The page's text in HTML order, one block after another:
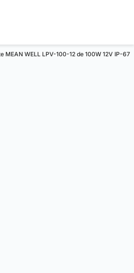
MEAN WELL LPV-100-12 de 100W 12V IP-67